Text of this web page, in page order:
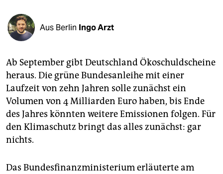
shop
fragen & hilfe
unterstützen
abo
genossenschaft
epaper login
Aus Berlin Ingo Arzt
Ab September gibt Deutschland Ökoschuldscheine
heraus. Die grüne Bundesanleihe mit einer
Laufzeit von zehn Jahren solle zunächst ein
Volumen von 4 Milliarden Euro haben, bis Ende
des Jahres könnten weitere Emissionen folgen. Für
den Klimaschutz bringt das alles zunächst: gar
nichts.
Das Bundesfinanzministerium erläuterte am